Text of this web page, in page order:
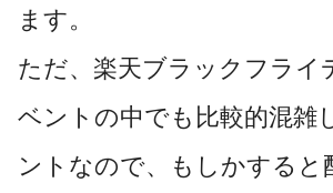
ます。
ただ、楽天ブラックフライ
ベントの中でも比較的混雑
ントなので、もしかすると